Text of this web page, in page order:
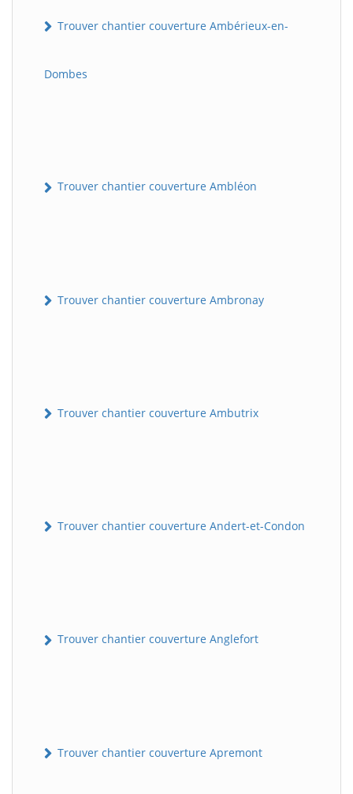
Trouver chantier couverture Ambérieux-en-
Dombes
Trouver chantier couverture Ambléon
Trouver chantier couverture Ambronay
Trouver chantier couverture Ambutrix
Trouver chantier couverture Andert-et-Condon
Trouver chantier couverture Anglefort
Trouver chantier couverture Apremont